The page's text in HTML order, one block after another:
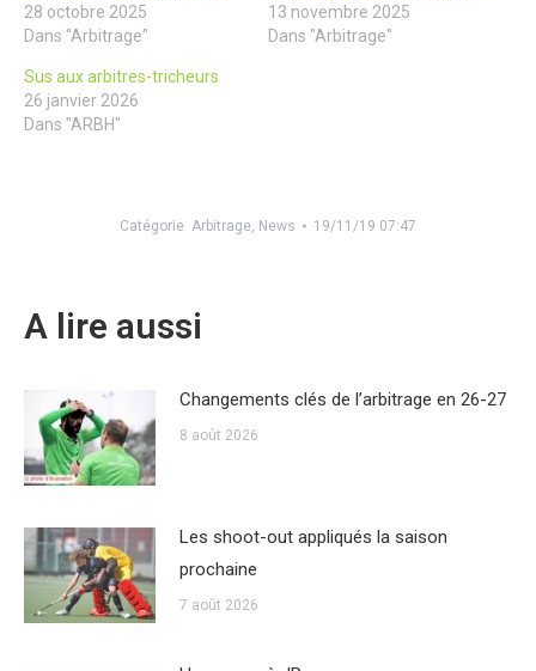
28 octobre 2025
Dans "Arbitrage"
13 novembre 2025
Dans "Arbitrage"
Sus aux arbitres-tricheurs
26 janvier 2026
Dans "ARBH"
Catégorie Arbitrage, News 19/11/19 07:47
A lire aussi
Changements clés de l’arbitrage en 26-27
8 août 2026
Les shoot-out appliqués la saison
prochaine
7 août 2026